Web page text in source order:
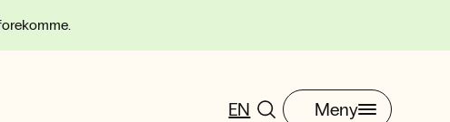
EN Meny